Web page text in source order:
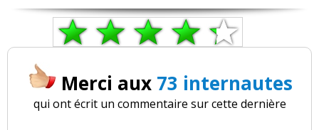
Merci aux 73 internautes
qui ont écrit un commentaire sur cette dernière